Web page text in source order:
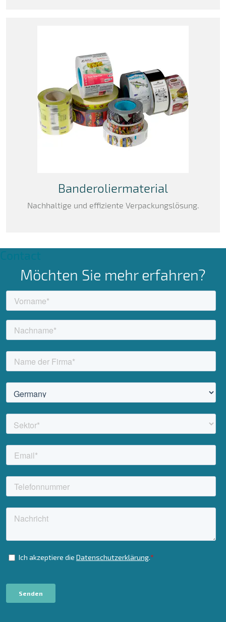
Banderoliermaterial
Nachhaltige und effiziente Verpackungslösung.
Möchten Sie mehr erfahren?